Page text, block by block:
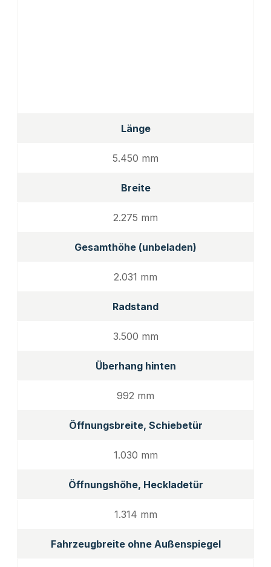
Länge
5.450 mm
Breite
2.275 mm
Gesamthöhe (unbeladen)
2.031 mm
Radstand
3.500 mm
Überhang hinten
992 mm
Öffnungsbreite, Schiebetür
1.030 mm
Öffnungshöhe, Heckladetür
1.314 mm
Fahrzeugbreite ohne Außenspiegel